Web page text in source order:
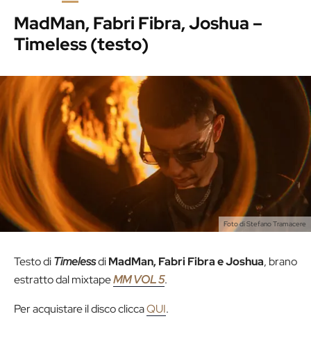
MadMan, Fabri Fibra, Joshua –
Timeless (testo)
Foto di Stefano Tramacere
Testo diTimelessdiMadMan, Fabri Fibra e Joshua, brano
estratto dal mixtapeMM VOL 5.
Per acquistare il disco cliccaQUI.